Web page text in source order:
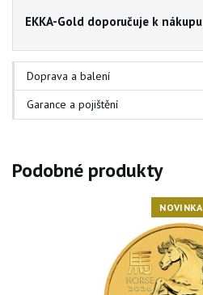
EKKA-Gold doporučuje k nákupu
Doprava a balení
Garance a pojištění
Podobné produkty
NOVINKA